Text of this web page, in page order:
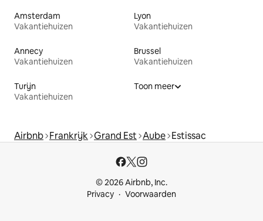
Amsterdam
Vakantiehuizen
Lyon
Vakantiehuizen
Annecy
Vakantiehuizen
Brussel
Vakantiehuizen
Turijn
Vakantiehuizen
Toon meer
Airbnb Frankrijk Grand Est Aube Estissac
© 2026 Airbnb, Inc.
Privacy
Voorwaarden